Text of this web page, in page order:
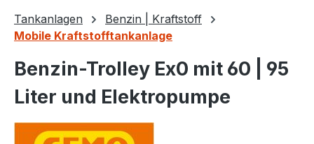
Tankanlagen
Benzin | Kraftstoff
Mobile Kraftstofftankanlage
Benzin-Trolley Ex0 mit 60 | 95
Liter und Elektropumpe